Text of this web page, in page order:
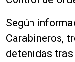
Según
Carabineros,
detenidas